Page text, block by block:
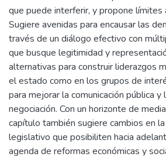
que puede interferir, y propone límites
Sugiere avenidas para encausar las
través de un diálogo efectivo con
que busque legitimidad y
alternativas para construir liderazgos
el estado como en los grupos de
para mejorar la comunicación pública y
negociación. Con un horizonte de
capítulo también sugiere cambios en
legislativo que posibiliten hacia
agenda de reformas económicas y